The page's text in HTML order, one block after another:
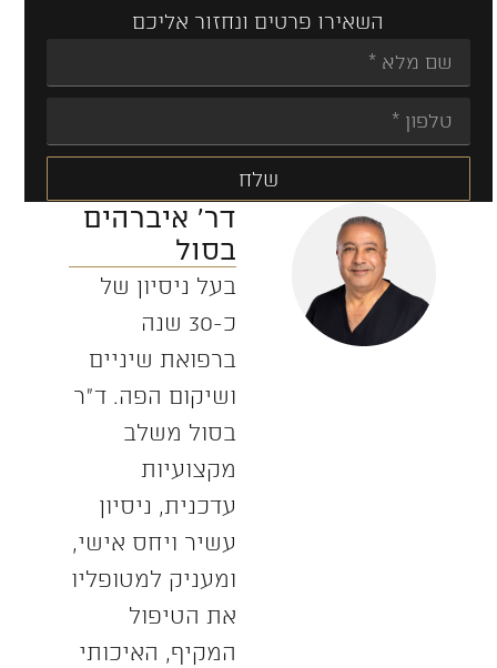
השאירו פרטים ונחזור אליכם
שלח
Alternative:
דר' איברהים
בסול
בעל ניסיון של
כ-30 שנה
ברפואת שיניים
ושיקום הפה. ד”ר
בסול משלב
מקצועיות
עדכנית, ניסיון
עשיר ויחס אישי,
ומעניק למטופליו
את הטיפול
המקיף, האיכותי